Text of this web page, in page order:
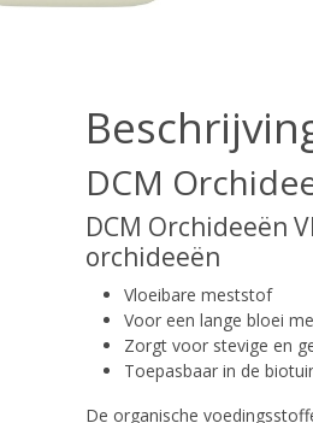
DCM
DCM Orchideeën
orchideeën
Vloeibare meststof
Voor een lange bloei
Zorgt voor stevige en
Toepasbaar in de
De organische